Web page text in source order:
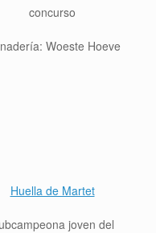
concurso
Woeste Hoeve
Huella de Martet
campeona joven del